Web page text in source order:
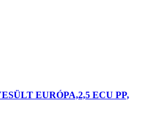
EURÓPA,2,5 ECU PP,